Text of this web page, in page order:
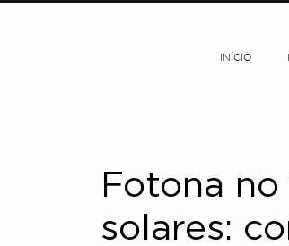
INÍCIO
Fotona
solares: